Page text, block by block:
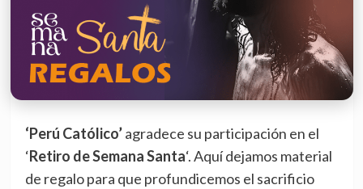
‘Perú Católico’agradece su participación en el
‘Retiro de Semana Santa‘. Aquí dejamos material
de regalo para que profundicemos el sacrificio